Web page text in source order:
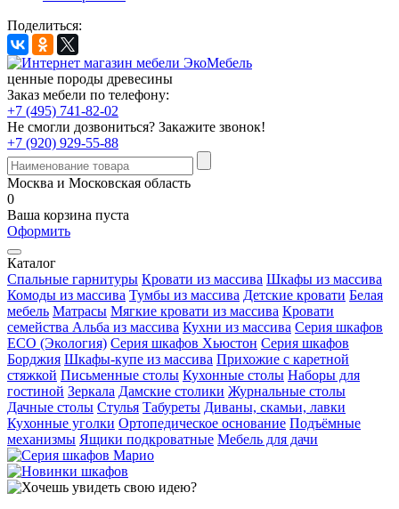
Поделиться:
ценные породы древесины
Заказ мебели по телефону:
+7 (495) 741-82-02
Не смогли дозвониться? Закажите звонок!
+7 (920) 929-55-88
Москва и Московская область
0
Ваша корзина пуста
Оформить
Каталог
Спальные гарнитуры Кровати из массива Шкафы из массива
Комоды из массива Тумбы из массива Детские кровати Белая
мебель Матрасы Мягкие кровати из массива Кровати
семейства Альба из массива Кухни из массива Серия шкафов
ECO (Экология) Серия шкафов Хьюстон Серия шкафов
Борджия Шкафы-купе из массива Прихожие с каретной
стяжкой Письменные столы Кухонные столы Наборы для
гостиной Зеркала Дамские столики Журнальные столы
Дачные столы Стулья Табуреты Диваны, скамьи, лавки
Кухонные уголки Ортопедическое основание Подъёмные
механизмы Ящики подкроватные Мебель для дачи